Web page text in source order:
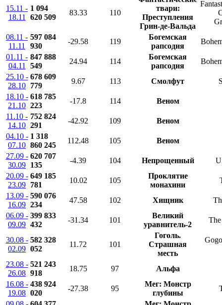
15.11 -
18.11
1 094
620 509
83.33 110
твари:
Преступления
Грин-де-Вальда
08.11 -
11.11
597 084
930
-29.58 119
Богемская
рапсодия
01.11 -
04.11
847 888
549
24.94 114
Богемская
рапсодия
25.10 -
28.10
678 609
779
9.67 113 Смолфут
18.10 -
21.10
618 785
223
-17.8 114
Веном
11.10 -
14.10
752 824
291
-42.92 109
Веном
04.10 -
07.10
1 318
860 245
112.48 105
Веном
27.09 -
30.09
620 707
135
-4.39 104 Непрощенный
20.09 -
23.09
649 185
781
10.02 105
Проклятие
монахини
13.09 -
16.09
590 076
234
47.58 102 Хищник
06.09 -
09.09
399 833
432
-31.34 101
Великий
уравнитель-2
30.08 -
02.09
582 328
052
11.72 101
Гоголь.
Страшная
месть
23.08 -
26.08
521 243
918
18.75 97
Альфа
16.08 -
19.08
438 924
020
-27.38 95
Мег: Монстр
глубины